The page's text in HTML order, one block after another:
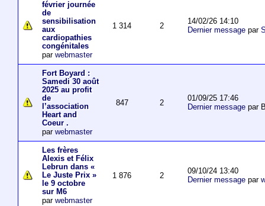
février journée
de
sensibilisation
aux
cardiopathies
congénitales
par webmaster
1 314 2
14/02/26 14:10
Dernier messagepar
Fort Boyard :
Samedi 30 août
2025 au profit
de
l’association
Heart and
Coeur .
par webmaster
847 2
01/09/25 17:46
Dernier messagepar
Les frères
Alexis et Félix
Lebrun dans «
Le Juste Prix »
le 9 octobre
sur M6
par webmaster
1 876 2
09/10/24 13:40
Dernier messagepar